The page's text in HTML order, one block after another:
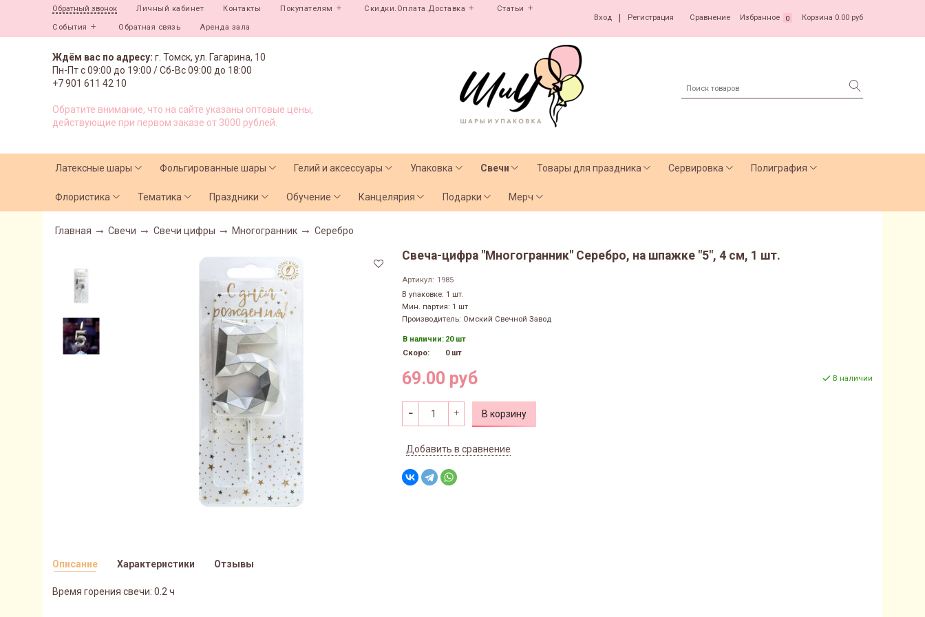
Обратный звонок Личный кабинет Контакты Покупателям Скидки.Оплата.Доставка Статьи
События Обратная связь Аренда зала
Вход Регистрация Сравнение Избранное 0 Корзина 0.00 руб
Ждём вас по адресу: г. Томск, ул. Гагарина, 10
Пн-Пт с09:00 до 19:00 /Сб-Вс 09:00 до 18:00
+7 901 611 42 10
Обратите внимание, что на сайте указаны оптовые цены,
действующие при первом заказе от 3000 рублей.
Латексные шары Фольгированные шары Гелий и аксессуары Упаковка Свечи Товары для праздника Сервировка Полиграфия
Флористика Тематика Праздники Обучение Канцелярия Подарки Мерч
Главная Свечи Свечи цифры Многогранник Серебро
Свеча-цифра "‎Многогранник" Серебро, на шпажке "5", 4 см, 1 шт.
Артикул: 1985
В упаковке: 1 шт.
Мин. партия: 1 шт
Производитель: Омский Свечной Завод
В наличии: 20 шт
Скоро:
0 шт
69.00 руб В наличии
В корзину
Добавить в сравнение
Описание
Время горения свечи: 0.2 ч
Характеристики Отзывы